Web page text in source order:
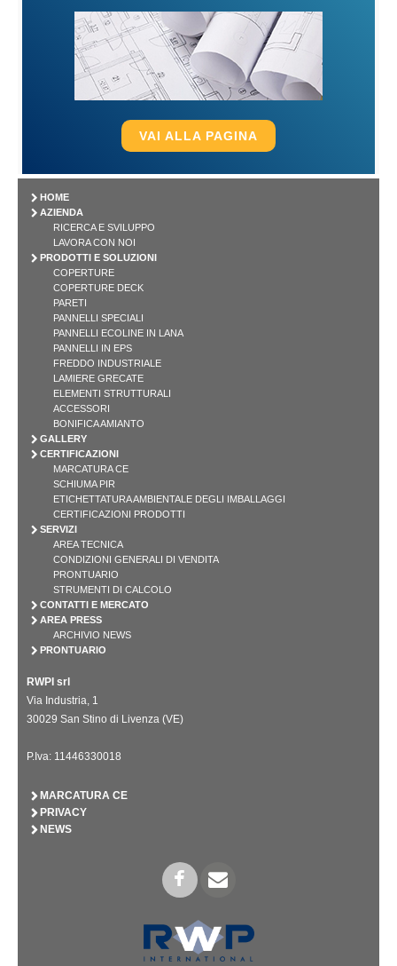
VAI ALLA PAGINA
HOME
AZIENDA
RICERCA E SVILUPPO
LAVORA CON NOI
PRODOTTI E SOLUZIONI
COPERTURE
COPERTURE DECK
PARETI
PANNELLI SPECIALI
PANNELLI ECOLINE IN LANA
PANNELLI IN EPS
FREDDO INDUSTRIALE
LAMIERE GRECATE
ELEMENTI STRUTTURALI
ACCESSORI
BONIFICA AMIANTO
GALLERY
CERTIFICAZIONI
MARCATURA CE
SCHIUMA PIR
ETICHETTATURA AMBIENTALE DEGLI IMBALLAGGI
CERTIFICAZIONI PRODOTTI
SERVIZI
AREA TECNICA
CONDIZIONI GENERALI DI VENDITA
PRONTUARIO
STRUMENTI DI CALCOLO
CONTATTI E MERCATO
AREA PRESS
ARCHIVIO NEWS
PRONTUARIO
RWPI srl
Via Industria, 1
30029 San Stino di Livenza (VE)
P.Iva: 11446330018
MARCATURA CE
PRIVACY
NEWS